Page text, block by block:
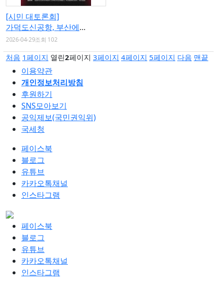
[시민 대토론회]
가덕도신공항, 부산에
'득'인가…
2026-04-29조회 102
처음 1페이지 열린2페이지 3페이지 4페이지 5페이지 다음 맨끝
이용약관
개인정보처리방침
후원하기
SNS모아보기
공익제보(국민권익위)
국세청
페이스북
블로그
유튜브
카카오톡채널
인스타그램
페이스북
블로그
유튜브
카카오톡채널
인스타그램